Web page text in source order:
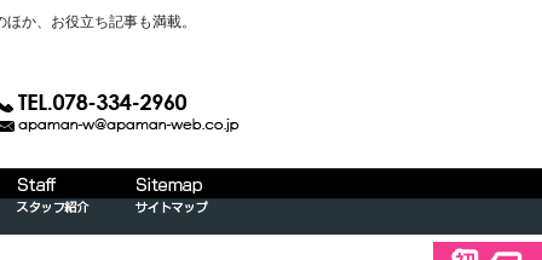
か、お役立ち記事も満載。